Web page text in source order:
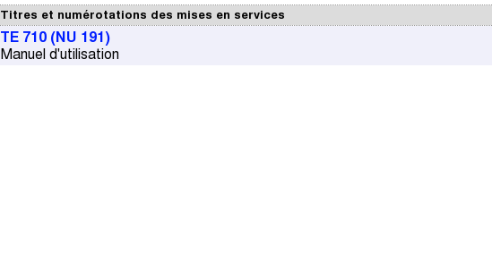
Titres et numérotations des mises en services
TE 710 (NU 191)
Manuel d'utilisation